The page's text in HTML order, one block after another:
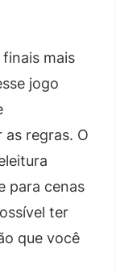
mais
jogo
regras. O
para cenas
ter
que você